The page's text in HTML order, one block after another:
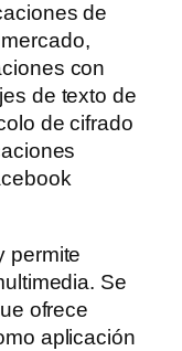
de
con
de texto de
de cifrado
permite
Se
ofrece
aplicación